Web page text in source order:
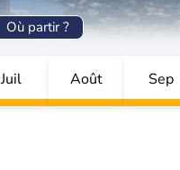
Où partir ?
Juil Août Sep